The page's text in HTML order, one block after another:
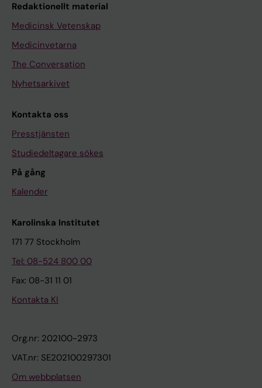
Redaktionellt material
Medicinsk Vetenskap
Medicinvetarna
The Conversation
Nyhetsarkivet
Kontakta oss
Presstjänsten
Studiedeltagare sökes
På gång
Kalender
Karolinska Institutet
171 77 Stockholm
Tel: 08-524 800 00
Fax: 08-31 11 01
Kontakta KI
Org.nr: 202100-2973
VAT.nr: SE202100297301
Om webbplatsen